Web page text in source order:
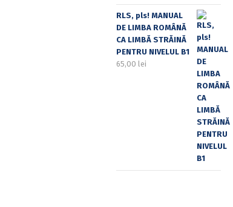
RLS, pls! MANUAL
DE LIMBA ROMÂNĂ
CA LIMBĂ STRĂINĂ
PENTRU NIVELUL B1
65,00 lei